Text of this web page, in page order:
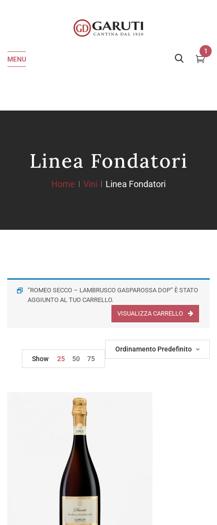
MENU
1
Linea Fondatori
Home Vini Linea Fondatori
“ROMEO SECCO – LAMBRUSCO GASPAROSSA DOP” È STATO
AGGIUNTO AL TUO CARRELLO.
VISUALIZZA CARRELLO
Ordinamento Predefinito
Show
25 50 75